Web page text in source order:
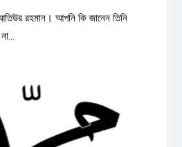
রহমান। আপনি কি জানেন তিনি